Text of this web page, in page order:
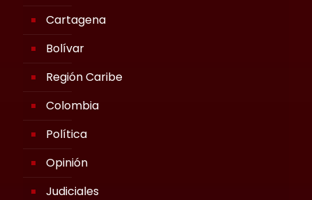
Cartagena
Bolívar
Región Caribe
Colombia
Política
Opinión
Judiciales